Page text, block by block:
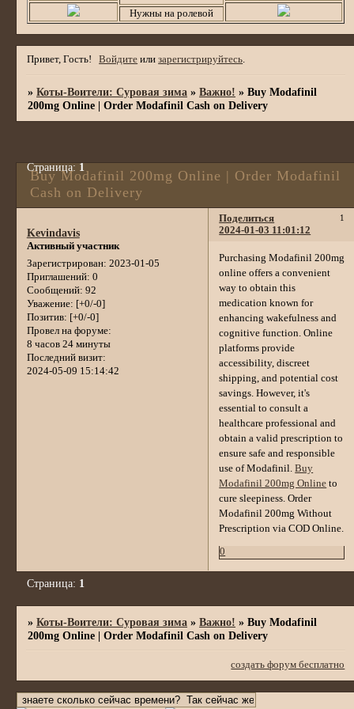
Нужны на ролевой
Привет, Гость! Войдите илизарегистрируйтесь.
»Коты-Воители: Суровая зима »Важно! »Buy Modafinil
200mg Online | Order Modafinil Cash on Delivery
Buy Modafinil 200mg Online | Order Modafinil
Cash on Delivery
Страница:1
Поделиться 1
2024-01-03 11:01:12
Kevindavis
Активный участник
Зарегистрирован: 2023-01-05
Приглашений: 0
Сообщений: 92
Уважение: [+0/-0]
Позитив: [+0/-0]
Провел на форуме:
8 часов 24 минуты
Последний визит:
2024-05-09 15:14:42
Purchasing Modafinil 200mg
online offers a convenient
way to obtain this
medication known for
enhancing wakefulness and
cognitive function. Online
platforms provide
accessibility, discreet
shipping, and potential cost
savings. However, it's
essential to consult a
healthcare professional and
obtain a valid prescription to
ensure safe and responsible
use of Modafinil.Buy
Modafinil 200mg Online to
cure sleepiness. Order
Modafinil 200mg Without
Prescription via COD Online.
0
Страница: 1
»Коты-Воители: Суровая зима »Важно! »Buy Modafinil
200mg Online | Order Modafinil Cash on Delivery
создать форум бесплатно